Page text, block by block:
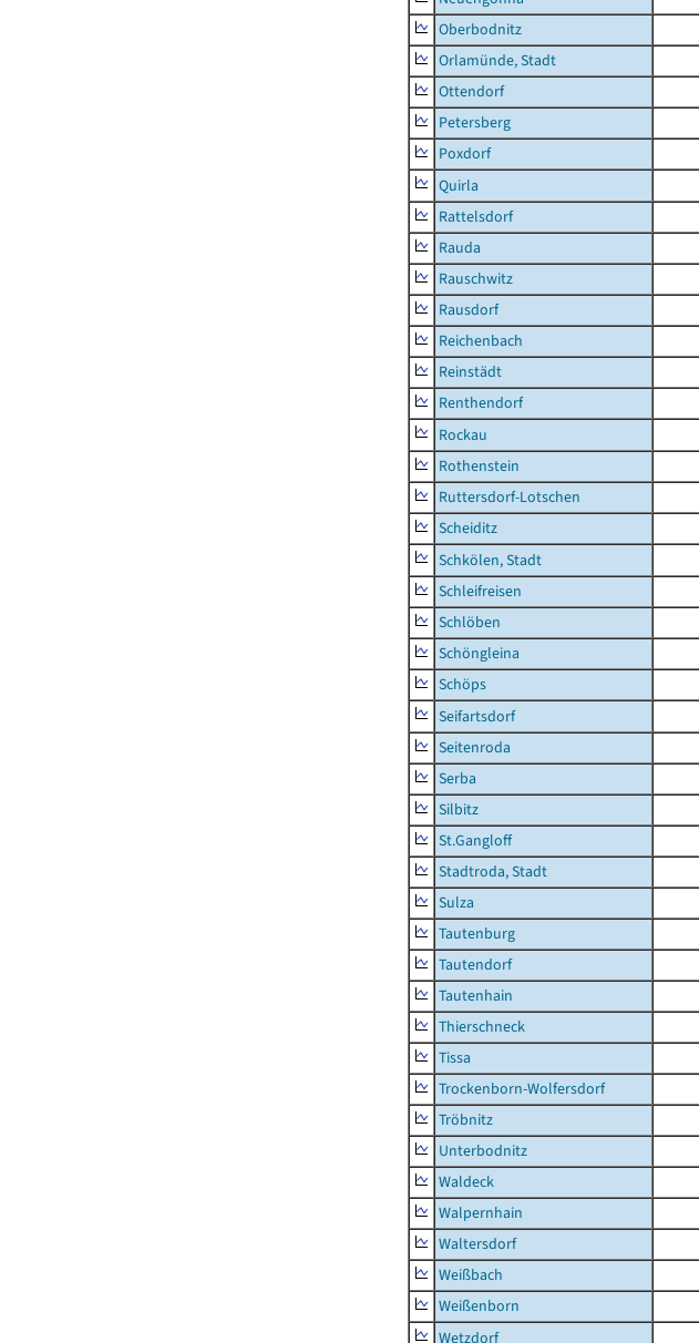
Oberbodnitz
Orlamünde, Stadt
Ottendorf
Petersberg
Poxdorf
Quirla
Rattelsdorf
Rauda
Rauschwitz
Rausdorf
Reichenbach
Reinstädt
Renthendorf
Rockau
Rothenstein
Ruttersdorf-Lotschen
Scheiditz
Schkölen, Stadt
Schleifreisen
Schlöben
Schöngleina
Schöps
Seifartsdorf
Seitenroda
Serba
Silbitz
St.Gangloff
Stadtroda, Stadt
Sulza
Tautenburg
Tautendorf
Tautenhain
Thierschneck
Tissa
Trockenborn-Wolfersdorf
Tröbnitz
Unterbodnitz
Waldeck
Walpernhain
Waltersdorf
Weißbach
Weißenborn
Wetzdorf